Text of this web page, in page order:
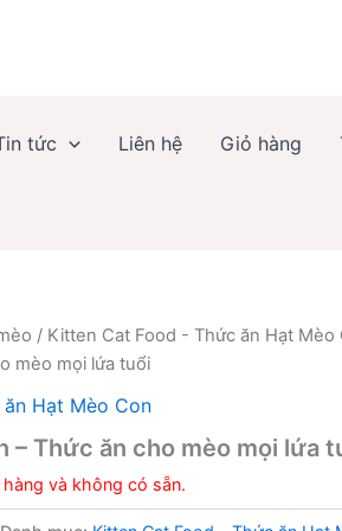
tức Liên hệ Giỏ hàng
/ Kitten Cat Food - Thức ăn Hạt Mèo
mèo mọi lứa tuổi
Hạt Mèo Con
– Thức ăn cho mèo mọi lứa
và không có sẵn.